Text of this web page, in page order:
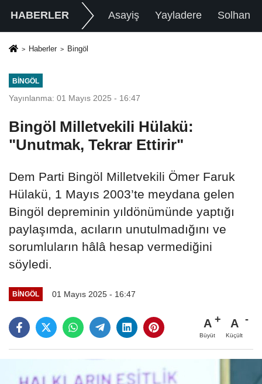
HABERLER Asayiş Yayladere Solhan
Haberler Bingöl
BINGÖL
Yayınlanma: 01 Mayıs 2025 - 16:47
Bingöl Milletvekili Hülakü:
"Unutmak, Tekrar Ettirir"
Dem Parti Bingöl Milletvekili Ömer Faruk
Hülakü, 1 Mayıs 2003’te meydana gelen
Bingöl depreminin yıldönümünde yaptığı
paylaşımda, acıların unutulmadığını ve
sorumluların hâlâ hesap vermediğini
söyledi.
BINGÖL 01 Mayıs 2025 - 16:47
A
Büyüt
A
Küçült